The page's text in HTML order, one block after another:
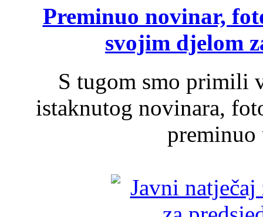
Preminuo novinar,
svojim djelom
S tugom smo primili
istaknutog novinara,